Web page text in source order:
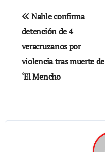
Navegación
de
entradas
Nahle confirma
detención de 4
veracruzanos por
violencia tras muerte de
‘El Mencho